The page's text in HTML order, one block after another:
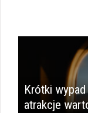
Krótki
atrakcje